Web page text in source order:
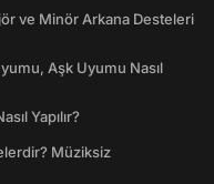
ve Minör Arkana Desteleri
Aşk Uyumu Nasıl
Yapılır?
Müziksiz